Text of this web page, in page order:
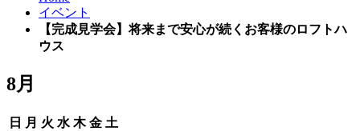
イベント
【完成見学会】将来まで安心が続くお客様のロフトハ
ウス
8月
日 月 火 水 木 金 土